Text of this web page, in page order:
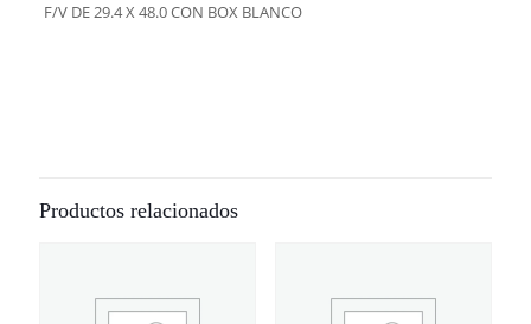
F/V DE 29.4 X 48.0 CON BOX BLANCO
Productos relacionados